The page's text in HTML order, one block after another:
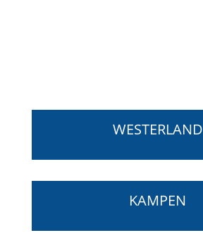
WESTERLAND
KAMPEN